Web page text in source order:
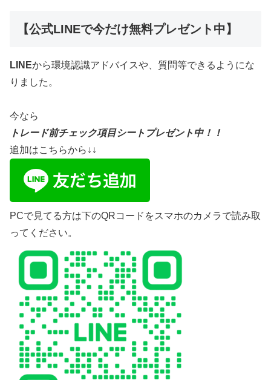
【公式LINEで今だけ無料プレゼント中】
LINEから環境認識アドバイスや、質問等できるようにな
りました。
今なら
トレード前チェック項目シートプレゼント中！！
追加はこちらから↓↓
PCで見てる方は下のQRコードをスマホのカメラで読み取
ってください。